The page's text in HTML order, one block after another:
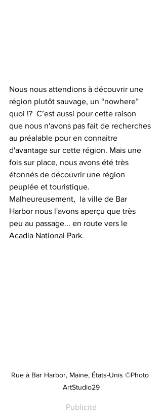
Nous nous attendions à découvrir une
région plutôt sauvage, un “nowhere”
quoi !?  C’est aussi pour cette raison
que nous n'avons pas fait de recherches
au préalable pour en connaitre
d'avantage sur cette région. Mais une
fois sur place, nous avons été très
étonnés de découvrir une région
peuplée et touristique.
Malheureusement,  la ville de Bar
Harbor nous l'avons aperçu que très
peu au passage... en route vers le
Acadia National Park.
Rue à Bar Harbor, Maine, États-Unis ©Photo
ArtStudio29
Publicité